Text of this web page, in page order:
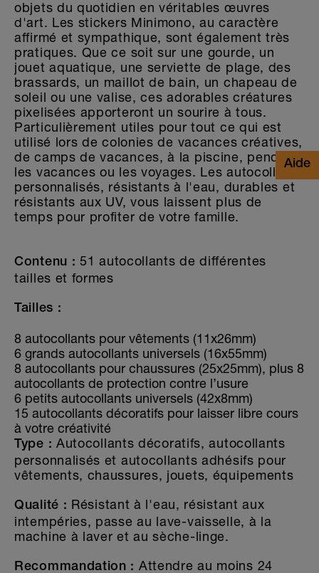
objets du quotidien en véritables œuvres
d'art. Les stickers Minimono, au caractère
affirmé et sympathique, sont également très
pratiques. Que ce soit sur une gourde, un
jouet aquatique, une serviette de plage, des
brassards, un maillot de bain, un chapeau de
soleil ou une valise, ces adorables créatures
pixelisées apporteront un sourire à tous.
Particulièrement utiles pour tout ce qui est
utilisé lors de colonies de vacances créatives,
de camps de vacances, à la piscine, pendant
les vacances ou les voyages. Les autocollants
personnalisés, résistants à l'eau, durables et
résistants aux UV, vous laissent plus de
temps pour profiter de votre famille.
Contenu : 51 autocollants de différentes
tailles et formes
Tailles :
8 autocollants pour vêtements (11x26mm)
6 grands autocollants universels (16x55mm)
8 autocollants pour chaussures (25x25mm), plus 8
autocollants de protection contre l’usure
6 petits autocollants universels (42x8mm)
15 autocollants décoratifs pour laisser libre cours
à votre créativité
Type : Autocollants décoratifs, autocollants
personnalisés et autocollants adhésifs pour
vêtements, chaussures, jouets, équipements
Qualité : Résistant à l'eau, résistant aux
intempéries, passe au lave-vaisselle, à la
machine à laver et au sèche-linge.
Recommandation : Attendre au moins 24